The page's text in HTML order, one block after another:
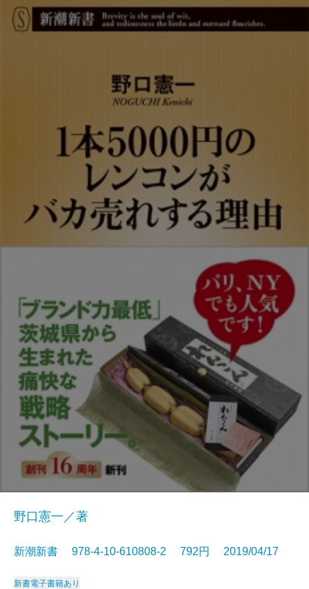
野口憲一／著
新潮新書 978-4-10-610808-2 792円 2019/04/17
新書電子書籍あり